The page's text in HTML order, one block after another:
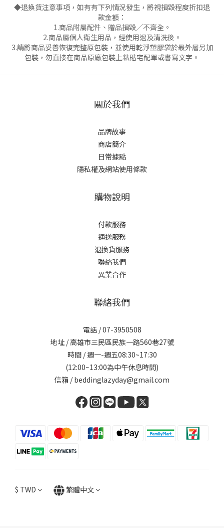
◆退換貨注意事項，如有有下列情況發生，將視損毀程度折扣退
款金額：
1.商品附屬配件、贈品損毀╱不齊全。
2.商品屬個人衛生用品，經使用過及清洗後。
3.請將商品妥善恢復完整原包裝，並使用乾淨塑膠袋於最外層另加
包裝，勿直接在商品原廠包裝上粘貼宅配單或書寫文字。
關於我們
品牌故事
商店簡介
日常據點
隱私權及網站使用條款
購物說明
付款服務
運送服務
退換貨服務
聯絡我們
異業合作
聯絡我們
電話 / 07-3950508
地址 / 高雄市三民區民族一路560巷27號
時間 / 週一-週五08:30~17:30
(12:00~13:00為中午休息時間)
信箱 / beddinglazyday@gmail.com
$ TWD 繁體中文